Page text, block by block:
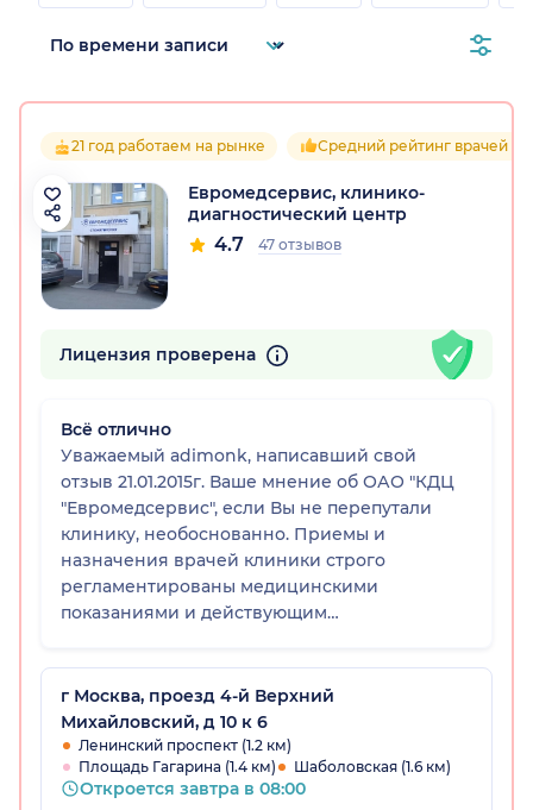
21 год работаем на рынке Средний рейтинг врачей 4.7
Евромедсервис, клинико-
диагностический центр
4.7 47 отзывов
Лицензия проверена
Всё отлично
Уважаемый adimonk, написавший свой
отзыв 21.01.2015г. Ваше мнение об ОАО "КДЦ
"Евромедсервис", если Вы не перепутали
клинику, необоснованно. Приемы и
назначения врачей клиники строго
регламентированы медицинскими
показаниями и действующим
(протоколы и стандарты оказания
медицинской помощи), а также программами
ДМС. Если у Вас возникают сомнения по
тактике лечения, необходимо обращаться
для разъяснений к главному врачу клиники
Настюковой Е.Г. устно или в письменной
г Москва, проезд 4-й Верхний
Михайловский, д 10 к 6
Ленинский проспект (1.2 км)
Площадь Гагарина (1.4 км)
Шаболовская (1.6 км)
Откроется завтра в 08:00